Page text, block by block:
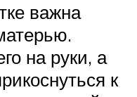
важна
на руки, а
к